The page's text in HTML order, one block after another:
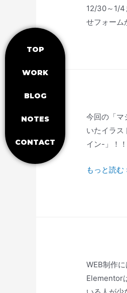
TOP
WORK
BLOG
NOTES
CONTACT
12/30～1/4
せフォーム
今回の「マ
いたイラス
イン-」！
もっと読む
WEB制作
Elementor